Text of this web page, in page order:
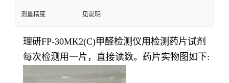
测量精度 见说明
理研FP-30MK2(C)甲醛检测仪用检测药片试剂
每次检测用一片，直接读数。药片实物图如下: